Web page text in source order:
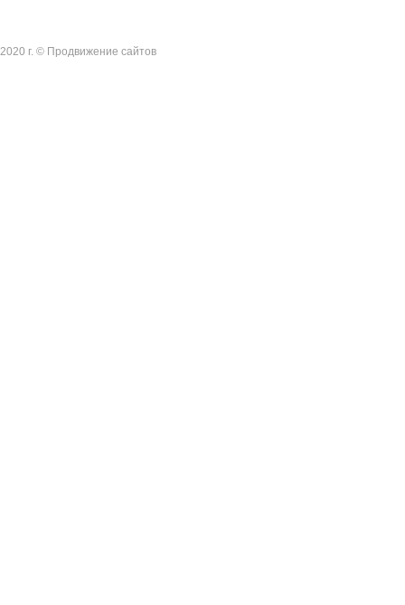
2020 г. © Продвижение сайтов